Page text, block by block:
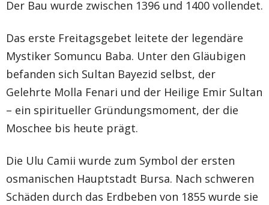
Der Bau wurde zwischen 1396 und 1400 vollendet.
Das erste Freitagsgebet leitete der legendäre
Mystiker Somuncu Baba. Unter den Gläubigen
befanden sich Sultan Bayezid selbst, der
Gelehrte Molla Fenari und der Heilige Emir Sultan
– ein spiritueller Gründungsmoment, der die
Moschee bis heute prägt.
Die Ulu Camii wurde zum Symbol der ersten
osmanischen Hauptstadt Bursa. Nach schweren
Schäden durch das Erdbeben von 1855 wurde sie